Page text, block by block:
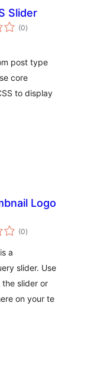
Slider
(0avaliações
totais
)
post type
core
to display
Logo
(0avaliações
totais
)
a
slider. Use
slider or
on your te